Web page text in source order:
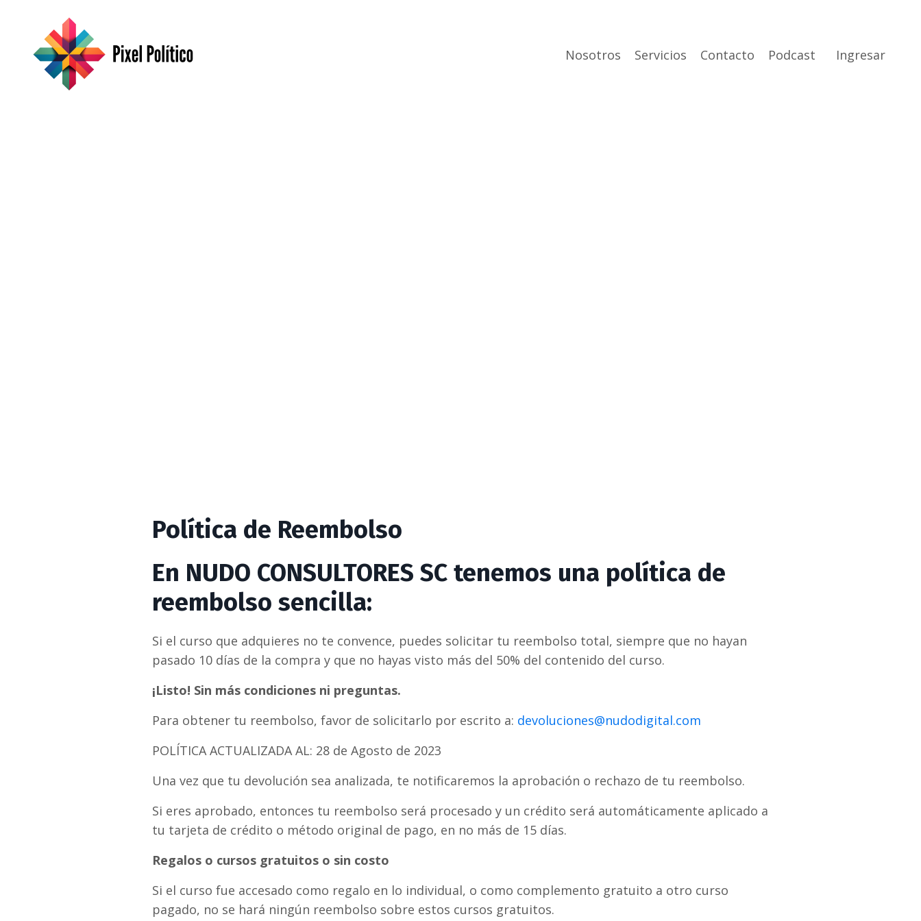
Nosotros Servicios Contacto Podcast Ingresar
Política de Reembolso
En NUDO CONSULTORES SC tenemos una política de
reembolso sencilla:
Si el curso que adquieres no te convence, puedes solicitar tu reembolso total, siempre que no hayan
pasado 10 días de la compra y que no hayas visto más del 50% del contenido del curso.
¡Listo! Sin más condiciones ni preguntas.
Para obtener tu reembolso, favor de solicitarlo por escrito a: devoluciones@nudodigital.com
POLÍTICA ACTUALIZADA AL: 28 de Agosto de 2023
Una vez que tu devolución sea analizada, te notificaremos la aprobación o rechazo de tu reembolso.
Si eres aprobado, entonces tu reembolso será procesado y un crédito será automáticamente aplicado a
tu tarjeta de crédito o método original de pago, en no más de 15 días.
Regalos o cursos gratuitos o sin costo
Si el curso fue accesado como regalo en lo individual, o como complemento gratuito a otro curso
pagado, no se hará ningún reembolso sobre estos cursos gratuitos.